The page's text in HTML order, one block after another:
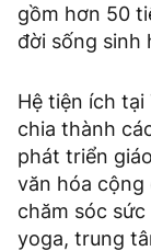
gồm hơn 50
đời sống sinh
Hệ tiện ích tại
chia thành
phát triển
văn hóa
chăm sóc
yoga, trung